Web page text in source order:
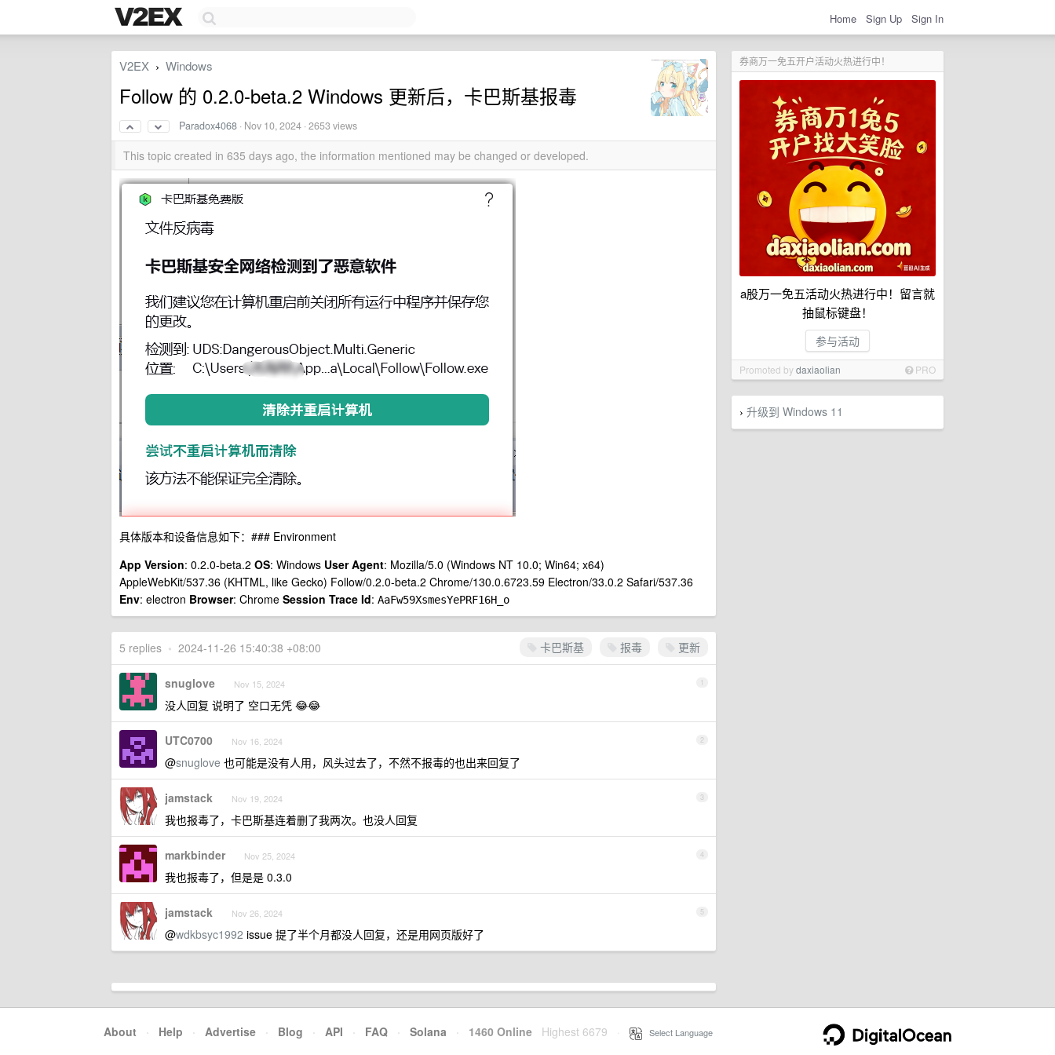
Home Sign Up Sign In
券商万一免五开户活动火热进行中！
a股万一免五活动火热进行中！留言就
抽鼠标键盘！
参与活动
Promoted bydaxiaolian PRO
› 升级到 Windows 11
V2EX › Windows
Follow 的 0.2.0-beta.2 Windows 更新后，卡巴斯基报毒
Paradox4068 · Nov 10, 2024 · 2653 views
This topic created in 635 days ago, the information mentioned may be changed or developed.
具体版本和设备信息如下：### Environment
App Version: 0.2.0-beta.2 OS: Windows User Agent: Mozilla/5.0 (Windows NT 10.0; Win64; x64)
AppleWebKit/537.36 (KHTML, like Gecko) Follow/0.2.0-beta.2 Chrome/130.0.6723.59 Electron/33.0.2 Safari/537.36
Env: electron Browser: Chrome Session Trace Id: AaFw59XsmesYePRF16H_o
卡巴斯基 报毒 更新
5 replies • 2024-11-26 15:40:38 +08:00
1
snuglove Nov 15, 2024
没人回复 说明了 空口无凭 😂😂
2
UTC0700 Nov 16, 2024
@snuglove 也可能是没有人用，风头过去了，不然不报毒的也出来回复了
3
jamstack Nov 19, 2024
我也报毒了，卡巴斯基连着删了我两次。也没人回复
4
markbinder Nov 25, 2024
我也报毒了，但是是 0.3.0
5
jamstack Nov 26, 2024
@wdkbsyc1992 issue 提了半个月都没人回复，还是用网页版好了
About · Help · Advertise · Blog · API · FAQ · Solana · 1460 Online Highest 6679 Select Language